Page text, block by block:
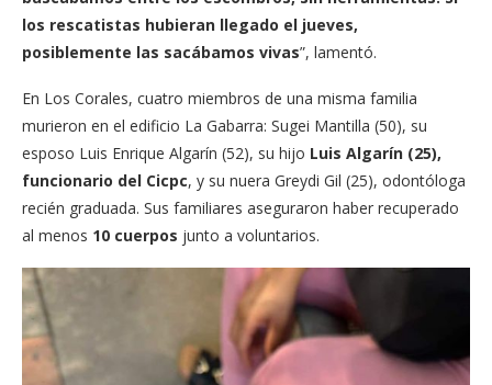
los rescatistas hubieran llegado el jueves,
posiblemente las sacábamos vivas”, lamentó.
En Los Corales, cuatro miembros de una misma familia
murieron en el edificio La Gabarra: Sugei Mantilla (50), su
esposo Luis Enrique Algarín (52), su hijo Luis Algarín (25),
funcionario del Cicpc, y su nuera Greydi Gil (25), odontóloga
recién graduada. Sus familiares aseguraron haber recuperado
al menos 10 cuerpos junto a voluntarios.